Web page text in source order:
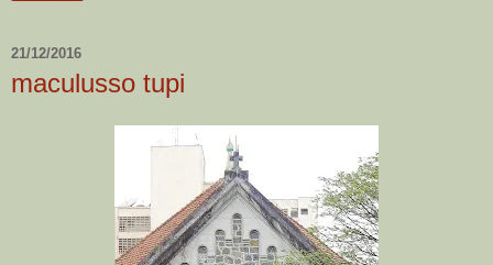
21/12/2016
maculusso tupi